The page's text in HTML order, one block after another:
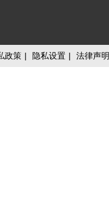
政策 | 隐私设置 | 法律声明